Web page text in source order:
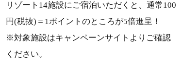
リゾート14施設にご宿泊いただくと、通常100
円(税抜)＝1ポイントのところが5倍進呈！
※対象施設はキャンペーンサイトよりご確認
ください。